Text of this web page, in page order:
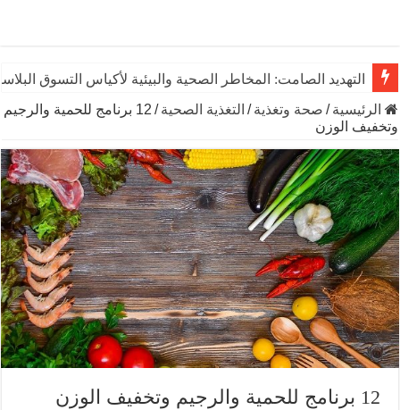
يوم الشاي العالمي: رشفـة من التاريخ تنبض بالحياة والاقتصاد
الرئيسية / صحة وتغذية / التغذية الصحية /
12 برنامج للحمية والرجيم
وتخفيف الوزن
12 برنامج للحمية والرجيم وتخفيف الوزن